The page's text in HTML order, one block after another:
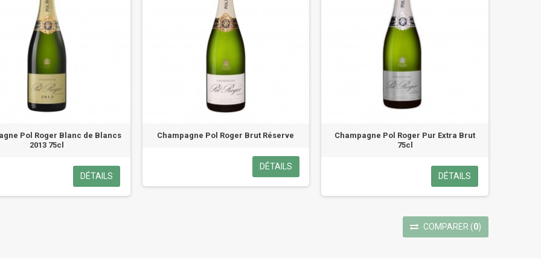
Pol Roger Blanc de Blancs
2013 75cl
DÉTAILS
Champagne Pol Roger Brut Réserve
DÉTAILS
Champagne Pol Roger Pur Extra Brut
75cl
DÉTAILS
COMPARER (0)